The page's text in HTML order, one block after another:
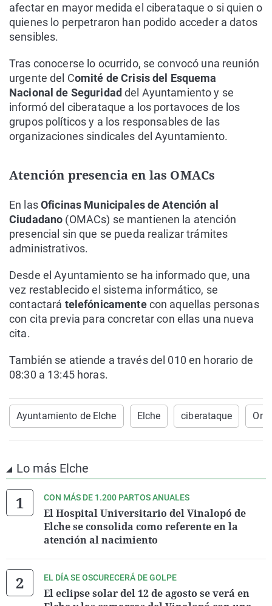
afectar en mayor medida el ciberataque o si quien o
quienes lo perpetraron han podido acceder a datos
sensibles.
Tras conocerse lo ocurrido, se convocó una reunión
urgente del Comité de Crisis del Esquema
Nacional de Seguridad del Ayuntamiento y se
informó del ciberataque a los portavoces de los
grupos políticos y a los responsables de las
organizaciones sindicales del Ayuntamiento.
Atención presencia en las OMACs
En lasOficinas Municipales de Atención al
Ciudadano (OMACs) se mantienen la atención
presencial sin que se pueda realizar trámites
administrativos.
Desde el Ayuntamiento se ha informado que, una
vez restablecido el sistema informático, se
contactará telefónicamentecon aquellas personas
con cita previa para concretar con ellas una nueva
cita.
También se atiende a través del 010 en horario de
08:30 a 13:45 horas.
Ayuntamiento de Elche Elche ciberataque
Lo más Elche
CON MÁS DE 1.200 PARTOS ANUALES
El Hospital Universitario del Vinalopó de
Elche se consolida como referente en la
atención al nacimiento
EL DÍA SE OSCURECERÁ DE GOLPE
El eclipse solar del 12 de agosto se verá en